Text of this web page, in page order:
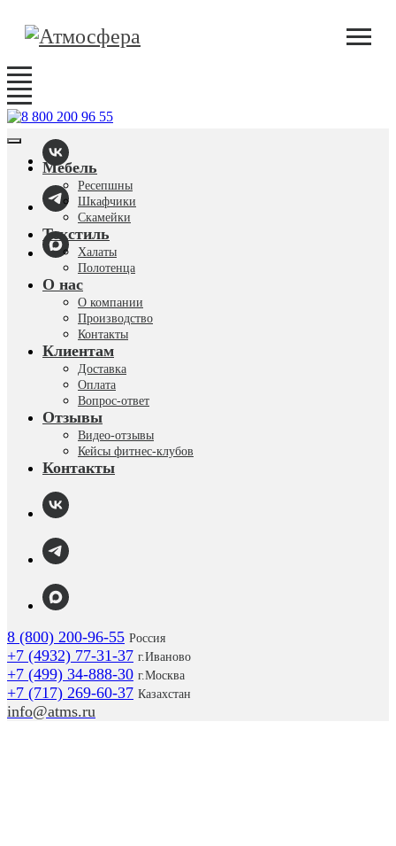
Мебель
Ресепшны
Шкафчики
Скамейки
Текстиль
Халаты
Полотенца
О нас
О компании
Производство
Контакты
Клиентам
Доставка
Оплата
Вопрос-ответ
Отзывы
Видео-отзывы
Кейсы фитнес-клубов
Контакты
8 (800) 200-96-55 Россия
+7 (4932) 77-31-37 г.Иваново
+7 (499) 34-888-30 г.Москва
+7 (717) 269-60-37 Казахстан
info@atms.ru